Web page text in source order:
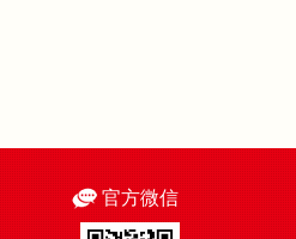
官方微信